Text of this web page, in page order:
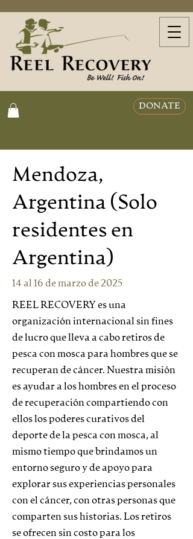
DONATE
Mendoza,
Argentina (Solo
residentes en
Argentina)
14 al 16 de marzo de 2025
REEL RECOVERY es una
organización internacional sin fines
de lucro que lleva a cabo retiros de
pesca con mosca para hombres que se
recuperan de cáncer. Nuestra misión
es ayudar a los hombres en el proceso
de recuperación compartiendo con
ellos los poderes curativos del
deporte de la pesca con mosca, al
mismo tiempo que brindamos un
entorno seguro y de apoyo para
explorar sus experiencias personales
con el cáncer, con otras personas que
comparten sus historias. Los retiros
se ofrecen sin costo para los